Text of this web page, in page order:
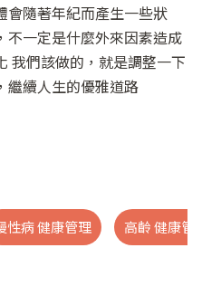
會隨著年紀而產生一些狀
不一定是什麼外來因素造成
我們該做的，就是調整一下
繼續人生的優雅道路
性病 健康管理 高齡 健康管理